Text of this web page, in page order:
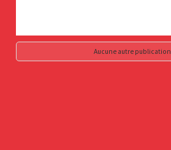
Aucune autre publication